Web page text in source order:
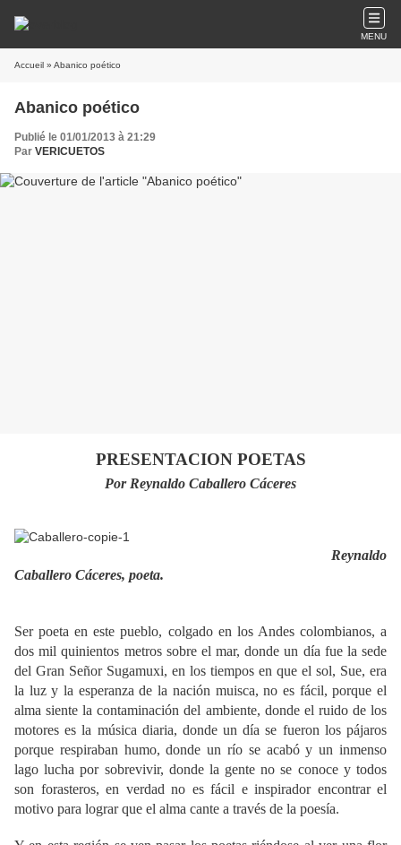
MENU
Accueil » Abanico poético
Abanico poético
Publié le 01/01/2013 à 21:29
Par VERICUETOS
PRESENTACION POETAS
Por Reynaldo Caballero Cáceres
Reynaldo
Caballero Cáceres, poeta.
Ser poeta en este pueblo, colgado en los Andes colombianos, a
dos mil quinientos metros sobre el mar, donde un día fue la sede
del Gran Señor Sugamuxi, en los tiempos en que el sol, Sue, era
la luz y la esperanza de la nación muisca, no es fácil, porque el
alma siente la contaminación del ambiente, donde el ruido de los
motores es la música diaria, donde un día se fueron los pájaros
porque respiraban humo, donde un río se acabó y un inmenso
lago lucha por sobrevivir, donde la gente no se conoce y todos
son forasteros, en verdad no es fácil e inspirador encontrar el
motivo para lograr que el alma cante a través de la poesía.